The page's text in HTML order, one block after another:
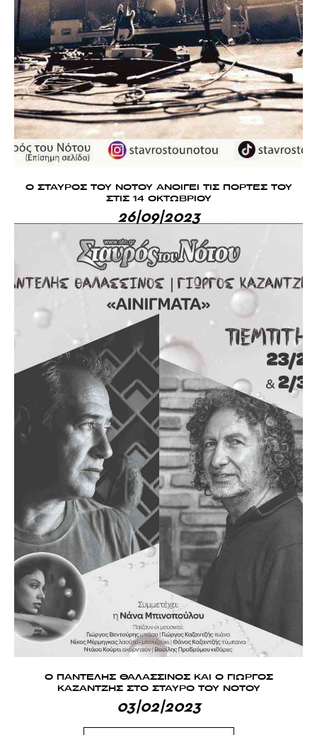
Ο ΣΤΑΥΡΟΣ ΤΟΥ ΝΟΤΟΥ ΑΝΟΙΓΕΙ ΤΙΣ ΠΟΡΤΕΣ ΤΟΥ
ΣΤΙΣ 14 ΟΚΤΩΒΡΙΟΥ
26|09|2023
Ο ΠΑΝΤΕΛΗΣ ΘΑΛΑΣΣΙΝΟΣ ΚΑΙ Ο ΓΙΩΡΓΟΣ
ΚΑΖΑΝΤΖΗΣ ΣΤΟ ΣΤΑΥΡΟ ΤΟΥ ΝΟΤΟΥ
03|02|2023